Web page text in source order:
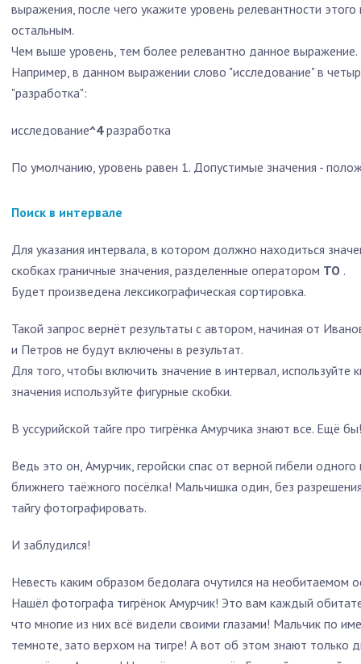
выражения, после чего укажите уровень релевантности
остальным.
Чем выше уровень, тем более релевантно данное выражение.
Например, в данном выражении слово "исследование" в
"разработка":
исследование^4разработка
По умолчанию, уровень равен 1. Допустимые значения -
Поиск в интервале
Для указания интервала, в котором должно находиться
скобках граничные значения, разделенные оператором TO .
Будет произведена лексикографическая сортировка.
Такой запрос вернёт результаты с автором, начиная от
и Петров не будут включены в результат.
Для того, чтобы включить значение в интервал, используйте
значения используйте фигурные скобки.
В уссурийской тайге про тигрёнка Амурчика знают все. Ещё бы!
Ведь это он, Амурчик, геройски спас от верной гибели
ближнего таёжного посёлка! Мальчишка один, без
тайгу фотографировать.
И заблудился!
Невесть каким образом бедолага очутился на необитаемом
Нашёл фотографа тигрёнок Амурчик! Это вам каждый
что многие из них всё видели своими глазами! Мальчик по
темноте, зато верхом на тигре! А вот об этом знают только